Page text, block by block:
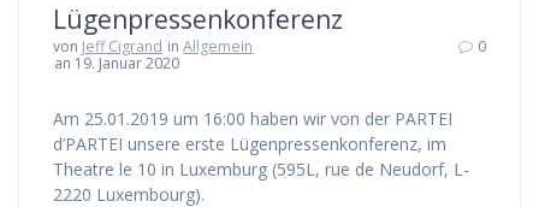
Lügenpressenkonferenz
von Jeff Cigrand inAllgemein
an 19. Januar 2020
0
Am 25.01.2019 um 16:00 haben wir von der PARTEI
d’PARTEI unsere erste Lügenpressenkonferenz, im
Theatre le 10 in Luxemburg (595L, rue de Neudorf, L-
2220 Luxembourg).